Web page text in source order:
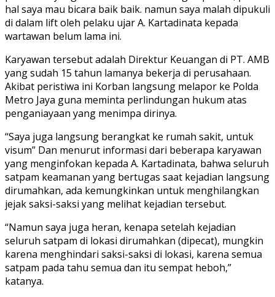
hal saya mau bicara baik baik. namun saya malah dipukuli
di dalam lift oleh pelaku ujar A. Kartadinata kepada
wartawan belum lama ini.
Karyawan tersebut adalah Direktur Keuangan di PT. AMB
yang sudah 15 tahun lamanya bekerja di perusahaan.
Akibat peristiwa ini Korban langsung melapor ke Polda
Metro Jaya guna meminta perlindungan hukum atas
penganiayaan yang menimpa dirinya.
“Saya juga langsung berangkat ke rumah sakit, untuk
visum” Dan menurut informasi dari beberapa karyawan
yang menginfokan kepada A. Kartadinata, bahwa seluruh
satpam keamanan yang bertugas saat kejadian langsung
dirumahkan, ada kemungkinkan untuk menghilangkan
jejak saksi-saksi yang melihat kejadian tersebut.
“Namun saya juga heran, kenapa setelah kejadian
seluruh satpam di lokasi dirumahkan (dipecat), mungkin
karena menghindari saksi-saksi di lokasi, karena semua
satpam pada tahu semua dan itu sempat heboh,”
katanya.